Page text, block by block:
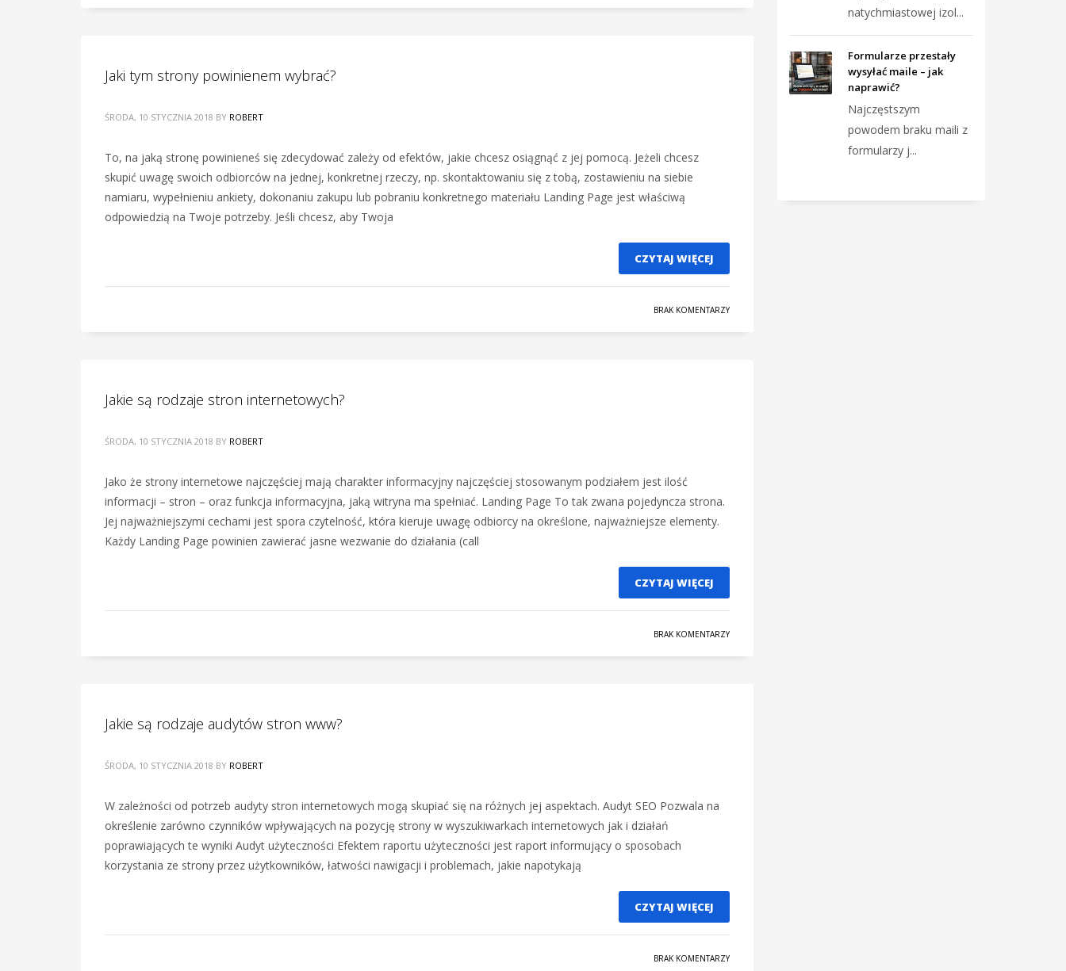
Jaki tym strony powinienem wybrać?
ŚRODA, 10 STYCZNIA 2018 BY ROBERT
To, na jaką stronę powinieneś się zdecydować zależy od efektów, jakie chcesz osiągnąć z jej pomocą. Jeżeli chcesz
skupić uwagę swoich odbiorców na jednej, konkretnej rzeczy, np. skontaktowaniu się z tobą, zostawieniu na siebie
namiaru, wypełnieniu ankiety, dokonaniu zakupu lub pobraniu konkretnego materiału Landing Page jest właściwą
odpowiedzią na Twoje potrzeby. Jeśli chcesz, aby Twoja
CZYTAJ WIĘCEJ
BRAK KOMENTARZY
Jakie są rodzaje stron internetowych?
ŚRODA, 10 STYCZNIA 2018 BY ROBERT
Jako że strony internetowe najczęściej mają charakter informacyjny najczęściej stosowanym podziałem jest ilość
informacji – stron – oraz funkcja informacyjna, jaką witryna ma spełniać. Landing Page To tak zwana pojedyncza strona.
Jej najważniejszymi cechami jest spora czytelność, która kieruje uwagę odbiorcy na określone, najważniejsze elementy.
Każdy Landing Page powinien zawierać jasne wezwanie do działania (call
CZYTAJ WIĘCEJ
BRAK KOMENTARZY
Jakie są rodzaje audytów stron www?
ŚRODA, 10 STYCZNIA 2018 BY ROBERT
W zależności od potrzeb audyty stron internetowych mogą skupiać się na różnych jej aspektach. Audyt SEO Pozwala na
określenie zarówno czynników wpływających na pozycję strony w wyszukiwarkach internetowych jak i działań
poprawiających te wyniki Audyt użyteczności Efektem raportu użyteczności jest raport informujący o sposobach
korzystania ze strony przez użytkowników, łatwości nawigacji i problemach, jakie napotykają
CZYTAJ WIĘCEJ
BRAK KOMENTARZY
natychmiastowej izol...
Formularze przestały
wysyłać maile – jak
naprawić?
Najczęstszym
powodem braku maili z
formularzy j...